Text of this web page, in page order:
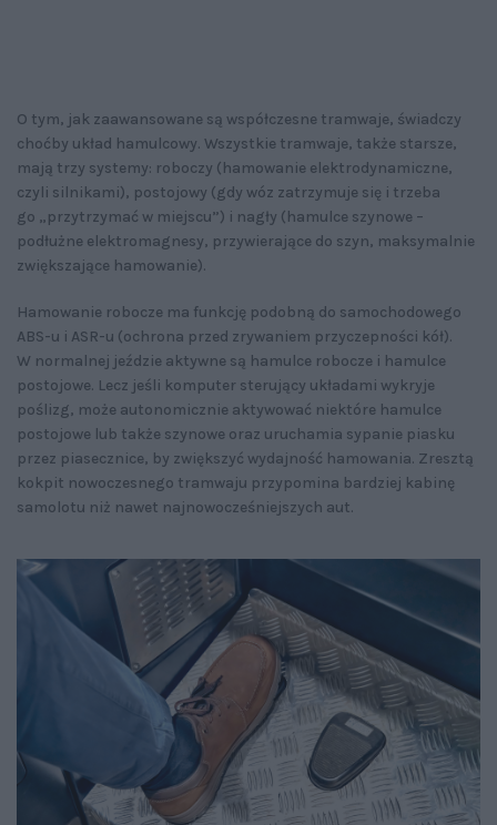
O tym, jak zaawansowane są współczesne tramwaje, świadczy
choćby układ hamulcowy. Wszystkie tramwaje, także starsze,
mają trzy systemy: roboczy (hamowanie elektrodynamiczne,
czyli silnikami), postojowy (gdy wóz zatrzymuje się i trzeba
go „przytrzymać w miejscu”) i nagły (hamulce szynowe –
podłużne elektromagnesy, przywierające do szyn, maksymalnie
zwiększające hamowanie).
Hamowanie robocze ma funkcję podobną do samochodowego
ABS-u i ASR-u (ochrona przed zrywaniem przyczepności kół).
W normalnej jeździe aktywne są hamulce robocze i hamulce
postojowe. Lecz jeśli komputer sterujący układami wykryje
poślizg, może autonomicznie aktywować niektóre hamulce
postojowe lub także szynowe oraz uruchamia sypanie piasku
przez piasecznice, by zwiększyć wydajność hamowania. Zresztą
kokpit nowoczesnego tramwaju przypomina bardziej kabinę
samolotu niż nawet najnowocześniejszych aut.